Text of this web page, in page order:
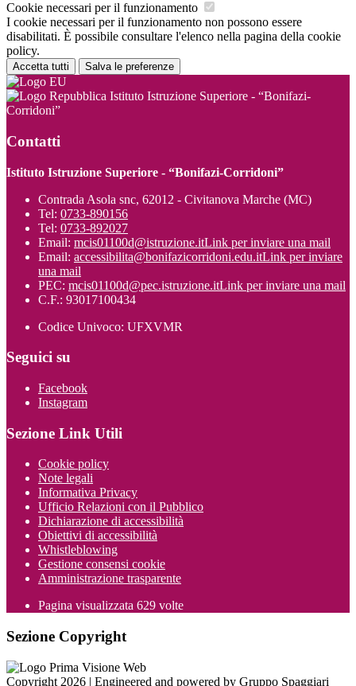
Cookie necessari per il funzionamento
I cookie necessari per il funzionamento non possono essere
disabilitati. È possibile consultare l'elenco nella pagina della cookie
policy.
Accetta tutti Salva le preferenze
Istituto Istruzione Superiore - “Bonifazi-
Corridoni”
Contatti
Istituto Istruzione Superiore - “Bonifazi-Corridoni”
Contrada Asola snc, 62012 - Civitanova Marche (MC)
Tel: 0733-890156
Tel: 0733-892027
Email: mcis01100d@istruzione.itLink per inviare una mail
Email: accessibilita@bonifazicorridoni.edu.itLink per inviare
una mail
PEC: mcis01100d@pec.istruzione.itLink per inviare una mail
C.F.: 93017100434
Codice Univoco: UFXVMR
Seguici su
Facebook
Instagram
Sezione Link Utili
Cookie policy
Note legali
Informativa Privacy
Ufficio Relazioni con il Pubblico
Dichiarazione di accessibilità
Obiettivi di accessibilità
Whistleblowing
Gestione consensi cookie
Amministrazione trasparente
Pagina visualizzata 629 volte
Sezione Copyright
Copyright 2026 | Engineered and powered by Gruppo Spaggiari